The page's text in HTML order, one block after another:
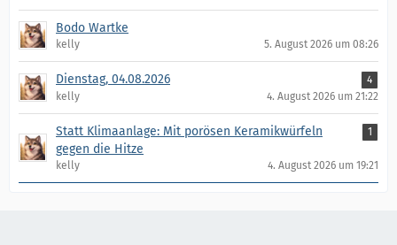
Bodo Wartke
kelly 5. August 2026 um 08:26
Dienstag, 04.08.2026
4
kelly
4. August 2026 um 21:22
Statt Klimaanlage: Mit porösen Keramikwürfeln
gegen die Hitze
1
kelly 4. August 2026 um 19:21